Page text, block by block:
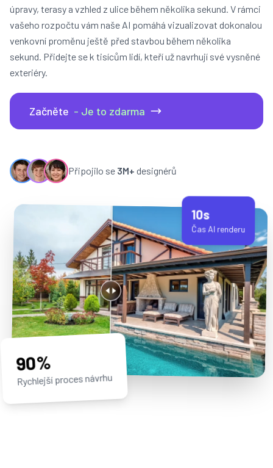
úpravy, terasy a vzhled z ulice během několika sekund. V rámci
vašeho rozpočtu vám naše AI pomáhá vizualizovat dokonalou
venkovní proměnu ještě před stavbou během několika
sekund. Přidejte se k tisícům lidí, kteří už navrhují své vysněné
exteriéry.
Začněte - Je to zdarma
Připojilo se 3M+ designérů
90%
Rychlejší proces návrhu
10s
Čas AI renderu